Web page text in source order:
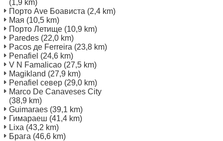
(1,9 km)
Порто Ave Боависта (2,4 km)
Мая (10,5 km)
Порто Летище (10,9 km)
Paredes (22,0 km)
Pacos де Ferreira (23,8 km)
Penafiel (24,6 km)
V N Famalicao (27,5 km)
Magikland (27,9 km)
Penafiel север (29,0 km)
Marco De Canaveses City
(38,9 km)
Guimaraes (39,1 km)
Гимараеш (41,4 km)
Lixa (43,2 km)
Брага (46,6 km)